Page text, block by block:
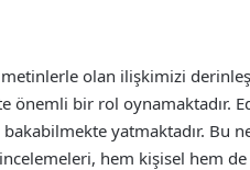
metinlerle olan ilişkimizi
bir rol oynamaktadır.
yatmaktadır. Bu
hem kişisel hem